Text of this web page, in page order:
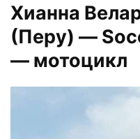
Хианна
(Перу) —
— мотоцикл